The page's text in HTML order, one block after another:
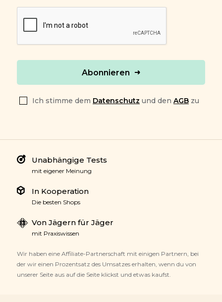
Abonnieren
Ich stimme dem Datenschutz und den AGB zu
Unabhängige Tests
mit eigener Meinung
In Kooperation
Die besten Shops
Von Jägern für Jäger
mit Praxiswissen
Wir haben eine Affiliate-Partnerschaft mit einigen Partnern, bei
der wir einen Prozentsatz des Umsatzes erhalten, wenn du von
unserer Seite aus auf die Seite klickst und etwas kaufst.